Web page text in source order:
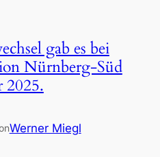
gab es bei
Nürnberg-Süd
2025.
Werner Miegl